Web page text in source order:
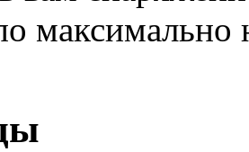
максимально